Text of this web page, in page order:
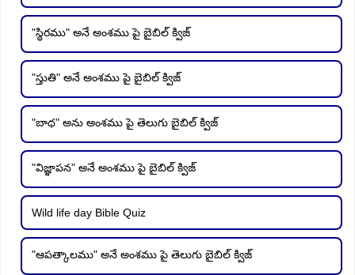
"స్థిరము" అనే అంశము పై బైబిల్ క్విజ్
"స్తుతి" అనే అంశము పై బైబిల్ క్విజ్
"బాధ" అను అంశము పై తెలుగు బైబిల్ క్విజ్
"విజ్ఞాపన" అనే అంశము పై బైబిల్ క్విజ్
Wild life day Bible Quiz
"ఆపత్కాలము" అనే అంశము పై తెలుగు బైబిల్ క్విజ్